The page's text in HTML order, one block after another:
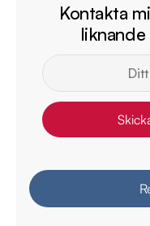
Kontakta